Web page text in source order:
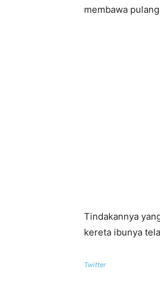
membawa
Tindakannya
kereta ibunya
Twitter